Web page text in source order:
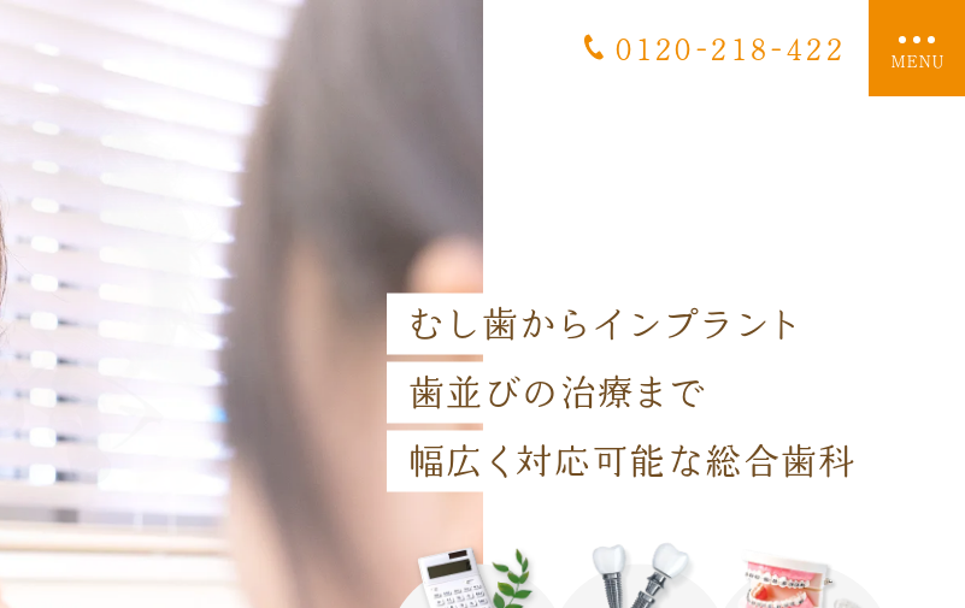
むし歯からインプラント
歯並びの治療まで
幅広く対応可能な総合歯科
MENU
0120-218-422